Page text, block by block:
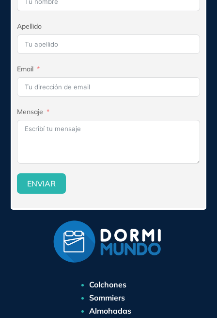
Colchones
Sommiers
Almohadas
Apellido
Email
Mensaje
ENVIAR